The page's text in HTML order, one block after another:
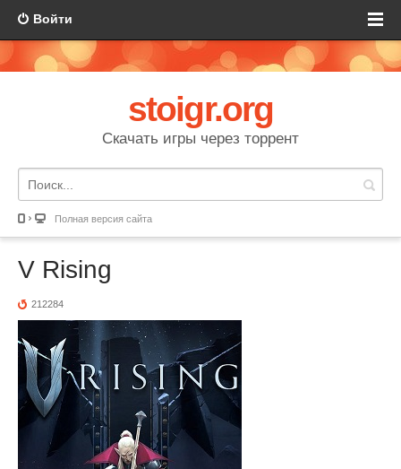
Войти
stoigr.org
Скачать игры через торрент
Полная версия сайта
V Rising
212284